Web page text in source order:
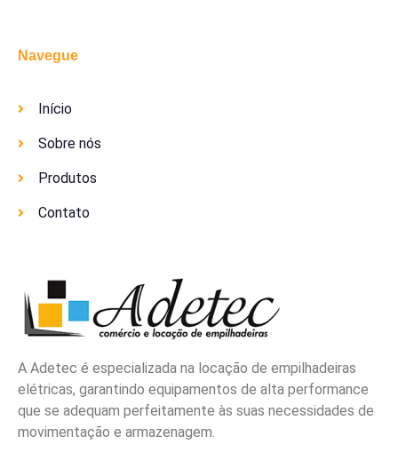
A Adetec é especializada na locação de empilhadeiras
elétricas, garantindo equipamentos de alta performance
que se adequam perfeitamente às suas necessidades de
movimentação e armazenagem.
Navegue
Início
Sobre nós
Produtos
Contato